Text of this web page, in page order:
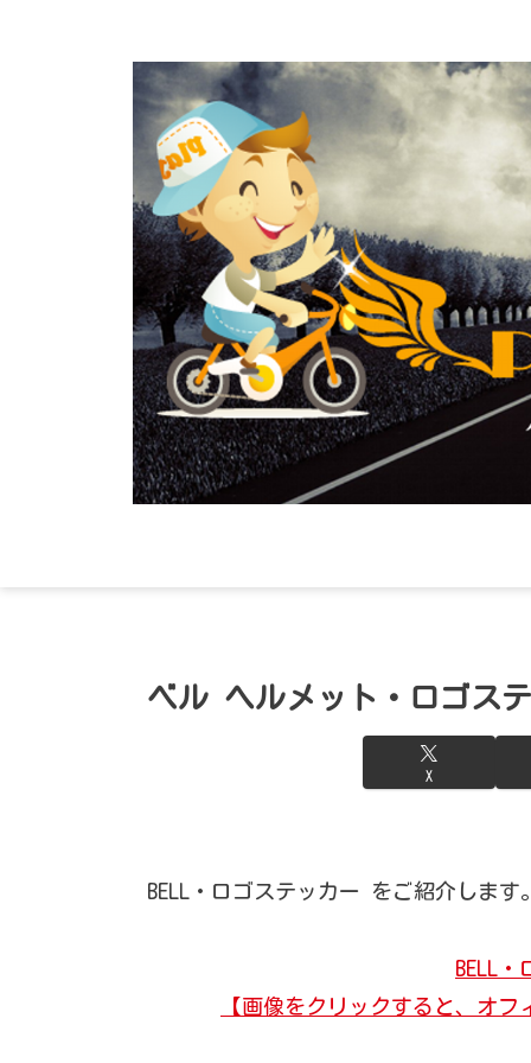
ベル ヘルメット・ロゴス
X
BELL・ロゴステッカー をご紹介します。
BELL・
【画像をクリックすると、オフ